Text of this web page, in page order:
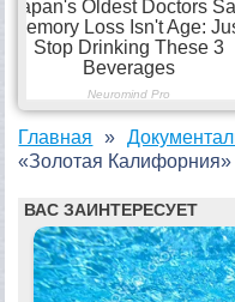
Главная
«Золотая Калифорния»